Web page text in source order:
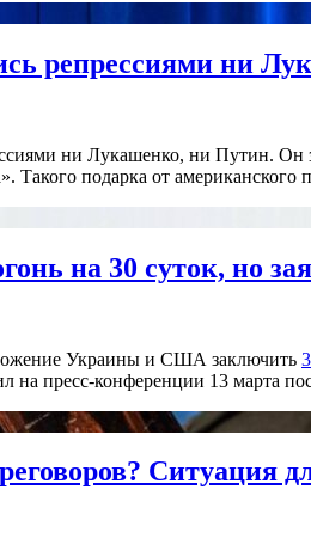
репрессиями ни
ни Лукашенко, ни Путин.
Такого подарка от
на 30 суток, но
Украины и США заключить
пресс-конференции 13 марта
Ситуация